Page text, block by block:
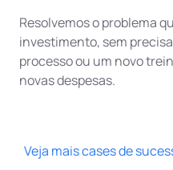
Resolvemos o problema
investimento, sem
processo ou um novo
novas despesas.
Veja mais cases de